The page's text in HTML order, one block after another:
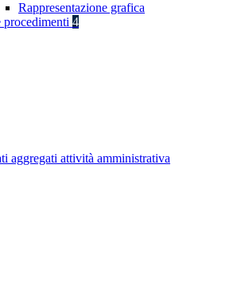
Rappresentazione grafica
4
aggregati attività amministrativa